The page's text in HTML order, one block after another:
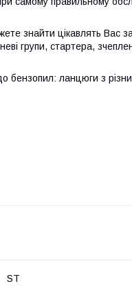
знайти цікавлять Вас
групи, стартера,
бензопил: ланцюги з
ST